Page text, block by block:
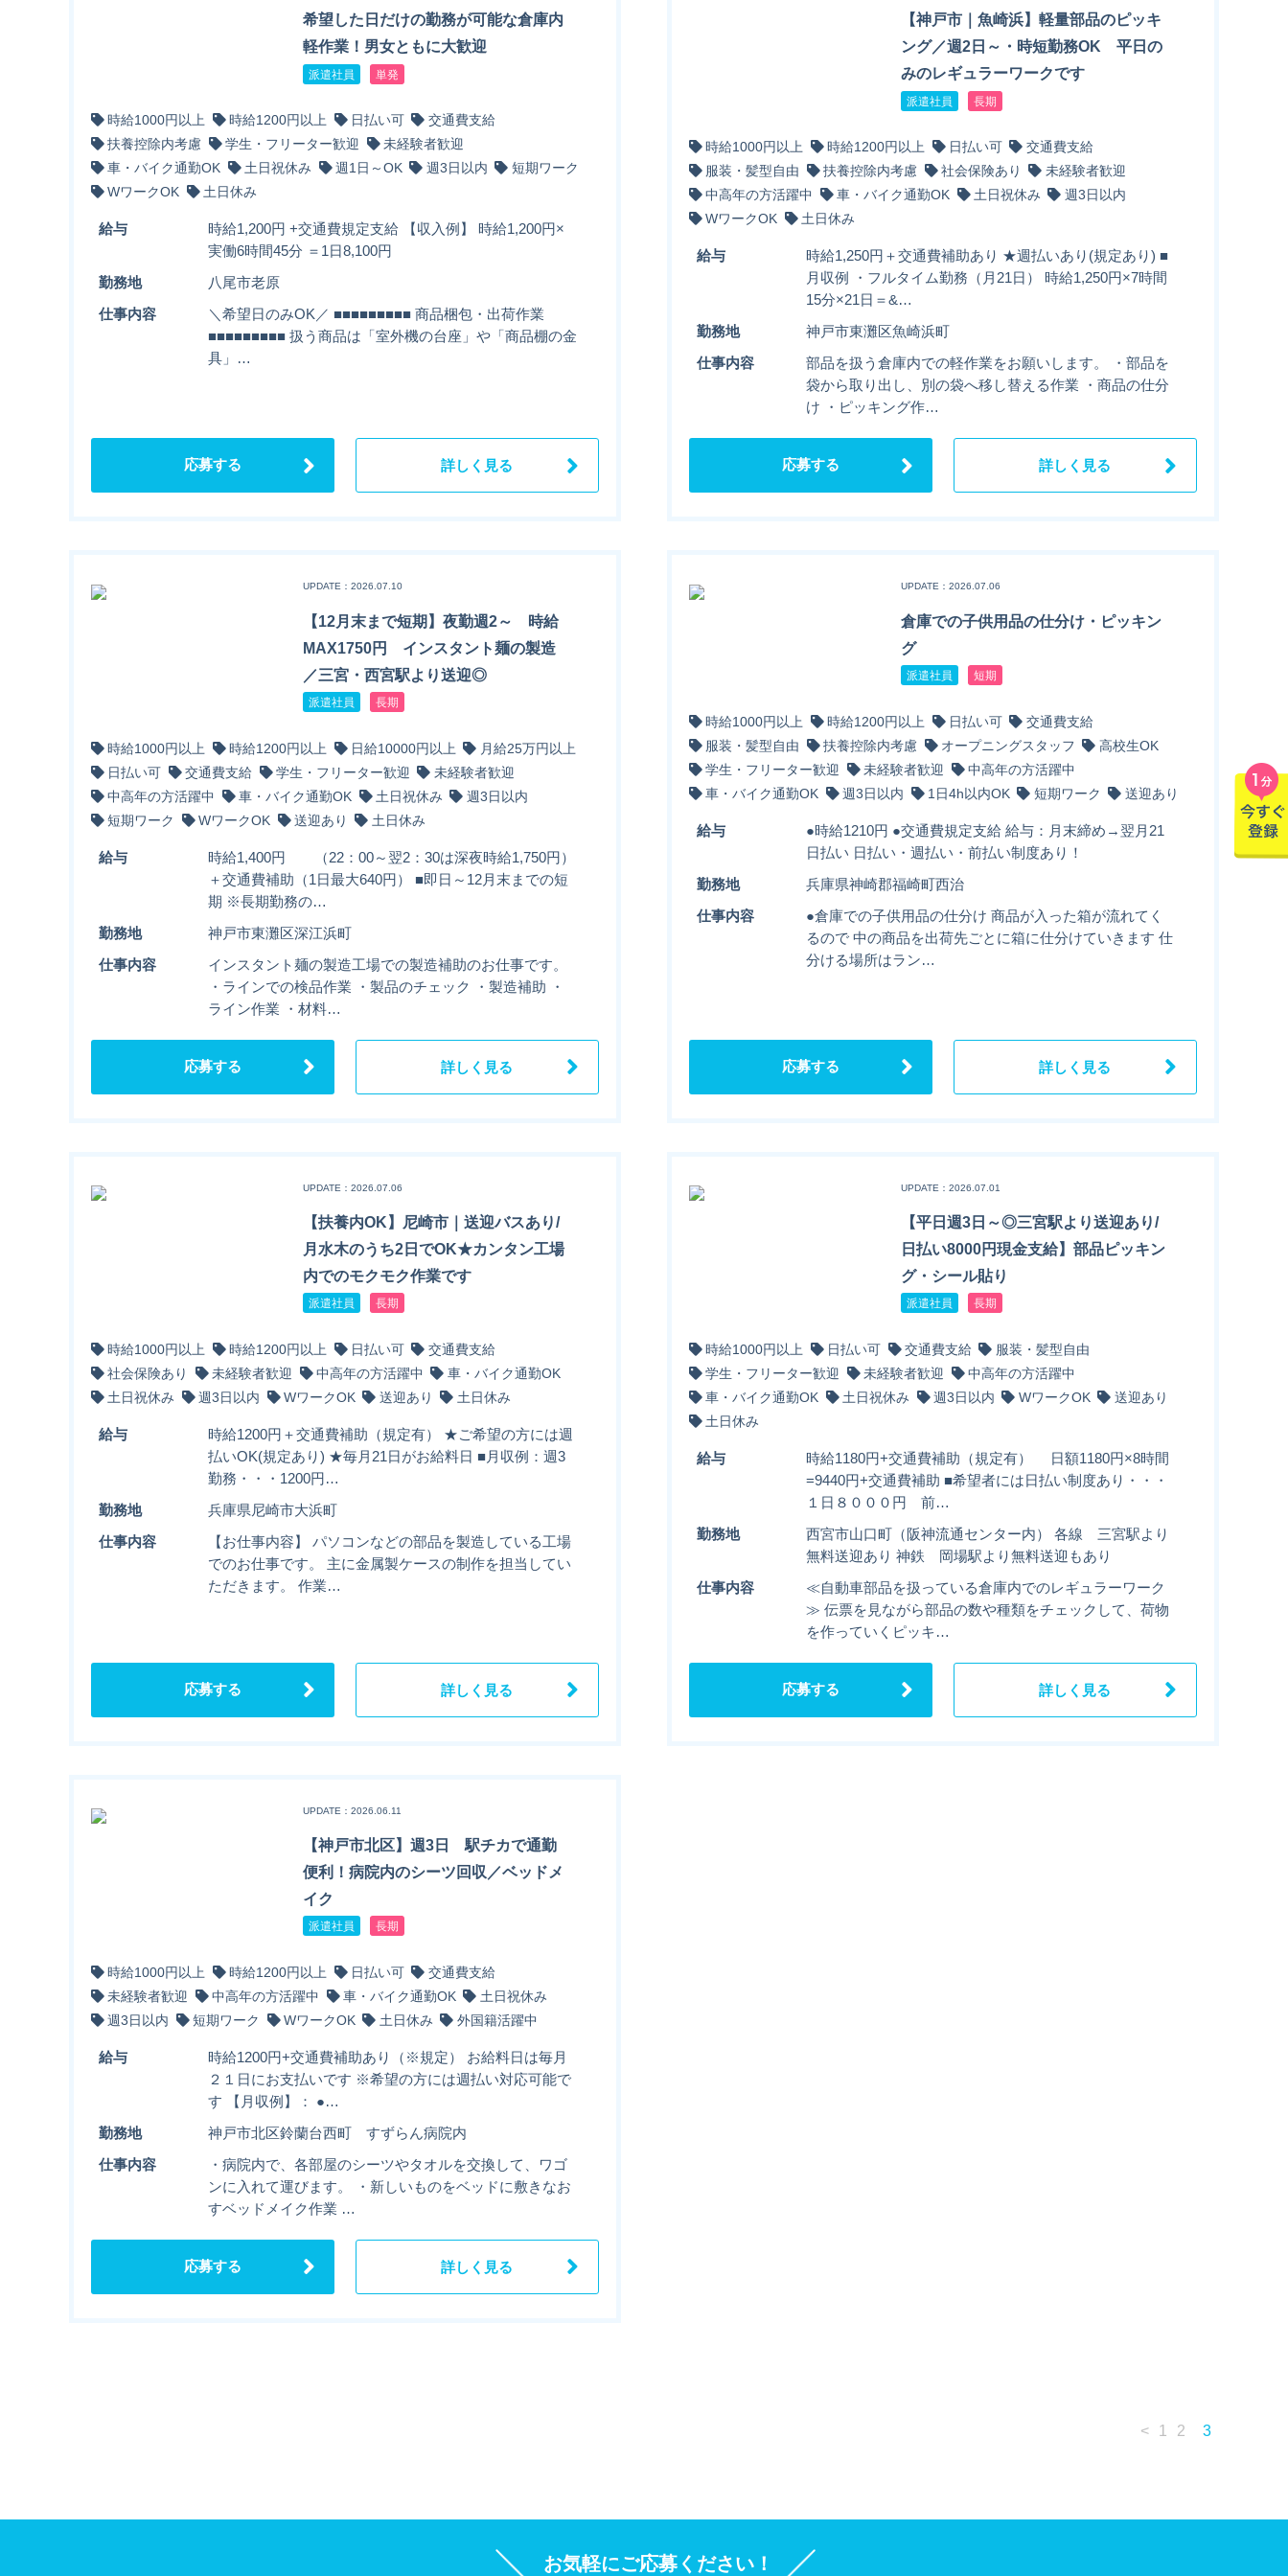
希望した日だけの勤務が可能な倉庫内
軽作業！男女ともに大歓迎
派遣社員 単発
時給1000円以上 時給1200円以上 日払い可
交通費支給
扶養控除内考慮
学生・フリーター歓迎
未経験者歓迎
車・バイク通勤OK
土日祝休み 週1日～OK 週3日以内
短期ワーク
WワークOK
土日休み
給与
時給1,200円 +交通費規定支給 【収入例】 時給1,200円×
実働6時間45分 ＝1日8,100円
勤務地 八尾市老原
仕事内容
＼希望日のみOK／ ■■■■■■■■■ 商品梱包・出荷作業
■■■■■■■■■ 扱う商品は「室外機の台座」や「商品棚の金
具」…
応募する 詳しく見る
【神戸市｜魚崎浜】軽量部品のピッキ
ング／週2日～・時短勤務OK 平日の
みのレギュラーワークです
派遣社員 長期
時給1000円以上 時給1200円以上 日払い可
交通費支給
服装・髪型自由
扶養控除内考慮 社会保険あり
未経験者歓迎
中高年の方活躍中
車・バイク通勤OK 土日祝休み
週3日以内
WワークOK
土日休み
給与
時給1,250円＋交通費補助あり ★週払いあり(規定あり) ■
月収例 ・フルタイム勤務（月21日） 時給1,250円×7時間
15分×21日＝&…
勤務地 神戸市東灘区魚崎浜町
仕事内容
部品を扱う倉庫内での軽作業をお願いします。 ・部品を
袋から取り出し、別の袋へ移し替える作業 ・商品の仕分
け ・ピッキング作…
応募する 詳しく見る
UPDATE：2026.07.10
【12月末まで短期】夜勤週2～ 時給
MAX1750円 インスタント麺の製造
／三宮・西宮駅より送迎◎
派遣社員 長期
時給1000円以上 時給1200円以上 日給10000円以上
月給25万円以上
日払い可
交通費支給 学生・フリーター歓迎
未経験者歓迎
中高年の方活躍中
車・バイク通勤OK 土日祝休み
週3日以内
短期ワーク
WワークOK 送迎あり 土日休み
給与
時給1,400円 （22：00～翌2：30は深夜時給1,750円）
＋交通費補助（1日最大640円） ■即日～12月末までの短
期 ※長期勤務の…
勤務地 神戸市東灘区深江浜町
仕事内容
インスタント麺の製造工場での製造補助のお仕事です。
・ラインでの検品作業 ・製品のチェック ・製造補助 ・
ライン作業 ・材料…
応募する 詳しく見る
UPDATE：2026.07.06
倉庫での子供用品の仕分け・ピッキン
グ
派遣社員 短期
時給1000円以上 時給1200円以上 日払い可
交通費支給
服装・髪型自由
扶養控除内考慮 オープニングスタッフ
高校生OK
学生・フリーター歓迎
未経験者歓迎
中高年の方活躍中
車・バイク通勤OK
週3日以内 1日4h以内OK 短期ワーク 送迎あり
給与
●時給1210円 ●交通費規定支給 給与：月末締め→翌月21
日払い 日払い・週払い・前払い制度あり！
勤務地 兵庫県神崎郡福崎町西治
仕事内容
●倉庫での子供用品の仕分け 商品が入った箱が流れてく
るので 中の商品を出荷先ごとに箱に仕分けていきます 仕
分ける場所はラン…
応募する 詳しく見る
UPDATE：2026.07.06
【扶養内OK】尼崎市｜送迎バスあり/
月水木のうち2日でOK★カンタン工場
内でのモクモク作業です
派遣社員 長期
時給1000円以上 時給1200円以上 日払い可
交通費支給
社会保険あり
未経験者歓迎 中高年の方活躍中
車・バイク通勤OK
土日祝休み
週3日以内 WワークOK 送迎あり 土日休み
給与
時給1200円＋交通費補助（規定有） ★ご希望の方には週
払いOK(規定あり) ★毎月21日がお給料日 ■月収例：週3
勤務・・・1200円…
勤務地 兵庫県尼崎市大浜町
仕事内容
【お仕事内容】 パソコンなどの部品を製造している工場
でのお仕事です。 主に金属製ケースの制作を担当してい
ただきます。 作業…
応募する 詳しく見る
UPDATE：2026.07.01
【平日週3日～◎三宮駅より送迎あり/
日払い8000円現金支給】部品ピッキン
グ・シール貼り
派遣社員 長期
時給1000円以上 日払い可 交通費支給
服装・髪型自由
学生・フリーター歓迎
未経験者歓迎
中高年の方活躍中
車・バイク通勤OK
土日祝休み 週3日以内 WワークOK
送迎あり
土日休み
給与
時給1180円+交通費補助（規定有） 日額1180円×8時間
=9440円+交通費補助 ■希望者には日払い制度あり・・・
１日８０００円 前…
勤務地
西宮市山口町（阪神流通センター内） 各線 三宮駅より
無料送迎あり 神鉄 岡場駅より無料送迎もあり
仕事内容
≪自動車部品を扱っている倉庫内でのレギュラーワーク
≫ 伝票を見ながら部品の数や種類をチェックして、荷物
を作っていくピッキ…
応募する 詳しく見る
UPDATE：2026.06.11
【神戸市北区】週3日 駅チカで通勤
便利！病院内のシーツ回収／ベッドメ
イク
派遣社員 長期
時給1000円以上 時給1200円以上 日払い可
交通費支給
未経験者歓迎
中高年の方活躍中 車・バイク通勤OK
土日祝休み
週3日以内
短期ワーク WワークOK 土日休み 外国籍活躍中
給与
時給1200円+交通費補助あり（※規定） お給料日は毎月
２１日にお支払いです ※希望の方には週払い対応可能で
す 【月収例】： ●…
勤務地 神戸市北区鈴蘭台西町 すずらん病院内
仕事内容
・病院内で、各部屋のシーツやタオルを交換して、ワゴ
ンに入れて運びます。 ・新しいものをベッドに敷きなお
すベッドメイク作業 …
応募する 詳しく見る
< 1 2 3
お気軽にご応募ください！